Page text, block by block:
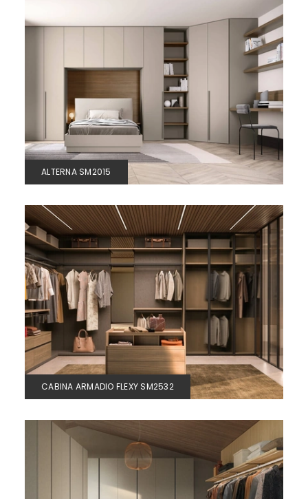
ALTERNA SM2015
CABINA ARMADIO FLEXY SM2532